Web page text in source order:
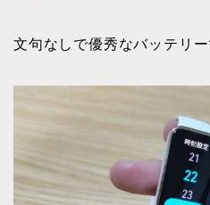
文句なしで優秀なバッテリー